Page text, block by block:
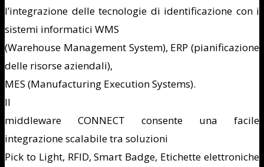
l’integrazione delle tecnologie di identificazione con i
sistemi informatici WMS
(Warehouse Management System), ERP (pianificazione
delle risorse aziendali),
MES (Manufacturing Execution Systems).
Il
middleware CONNECT consente una facile
integrazione scalabile tra soluzioni
Pick to Light, RFID, Smart Badge, Etichette elettroniche